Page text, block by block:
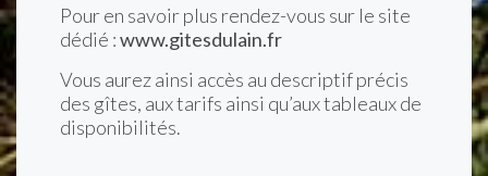
Pour en savoir plus rendez-vous sur le site
dédié :www.gitesdulain.fr
Vous aurez ainsi accès au descriptif précis
des gîtes, aux tarifs ainsi qu’aux tableaux de
disponibilités.